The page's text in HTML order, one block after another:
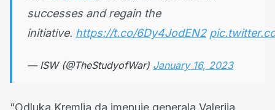
successes and regain the
initiative. https://t.co/6Dy4JodEN2
— ISW (@TheStudyofWar) January 16, 2023